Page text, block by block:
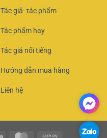
Tác giả- tác phẩm
Tác phẩm hay
Tác giả nổi tiếng
Hướng dẫn mua hàng
Liên hệ